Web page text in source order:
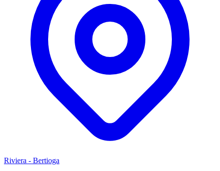
Riviera - Bertioga